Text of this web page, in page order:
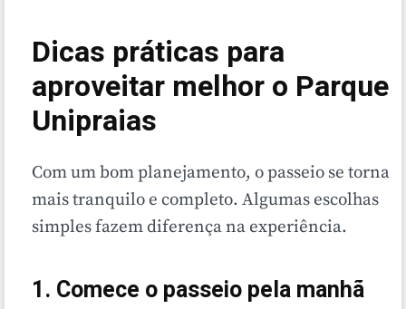
Dicas práticas para
aproveitar melhor o Parque
Unipraias
Com um bom planejamento, o passeio se torna
mais tranquilo e completo. Algumas escolhas
simples fazem diferença na experiência.
1. Comece o passeio pela manhã